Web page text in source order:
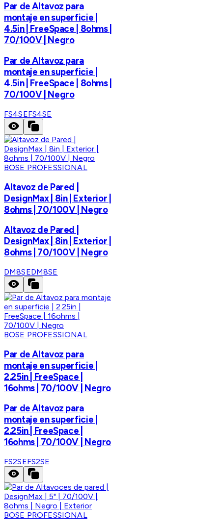
Par de Altavoz para
montaje en superficie |
4.5in | FreeSpace | 8ohms |
70/100V | Negro
Par de Altavoz para
montaje en superficie |
4.5in | FreeSpace | 8ohms |
70/100V | Negro
FS4SEFS4SE
BOSE PROFESSIONAL
Altavoz de Pared |
DesignMax | 8in | Exterior |
8ohms | 70/100V | Negro
Altavoz de Pared |
DesignMax | 8in | Exterior |
8ohms | 70/100V | Negro
DM8SEDM8SE
BOSE PROFESSIONAL
Par de Altavoz para
montaje en superficie |
2.25in | FreeSpace |
16ohms | 70/100V | Negro
Par de Altavoz para
montaje en superficie |
2.25in | FreeSpace |
16ohms | 70/100V | Negro
FS2SEFS2SE
BOSE PROFESSIONAL